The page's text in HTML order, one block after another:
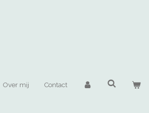
Over mij Contact